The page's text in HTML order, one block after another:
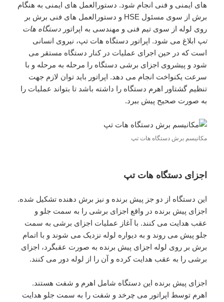
های ایمنی و فنی انجام شود. دستورالعمل های ایمنی به هنگام
برش از سوی مسئول HSE و دستورالعمل های فنی برش بر
روی لوله از سوی تیم فنی و مهندسی به اپراتوردستگاه هات
تپ ابلاغ می شود. اپراتور دستگاه هات تپ، نیروی انسانی
است که در حین اجرای عملیات در کنار دستگاه مستقر می
شود و پیشروی اجزای برشی دستگاه را مرحله به مرحله و با
سرعت یکنواخت انجام می دهد. اپراتور باید توان لازم جهت
تنظیم گشتاور اهرم دستگاه را داشته باشد تا بتواند عملیات را
به صورت صحیح پیش ببرد.
مکانیسم برش دستگاه هات تپ
اجزای دستگاه هات تپ
این دستگاه از دو جز پیش برنده و نیز برش دهنده تشکیل شده.
اجزای پیش برنده در واقع اجزای برشی را به سمت جلو و
عقب هدایت می کنند. با آغاز عملیات اجزای برشی به سمت
جلو پیش می روند و به دیواره لوله نزدیک می شوند و با اتمام
برش بر روی لوله اجزای پیش برنده به صورت عقبگرد، اجزای
برشی را به عقب هدایت کرده و آن را از لوله دور می کنند.
اجزای پیش برنده این دستگاه شامل اهرم و شفت هستند.
اهرم توسط اپراتور می چرخد و شفت را به سمت جلو هدایت